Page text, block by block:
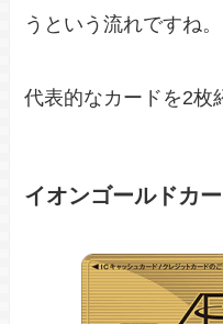
うという流れですね。
代表的なカードを2枚
イオンゴールドカ